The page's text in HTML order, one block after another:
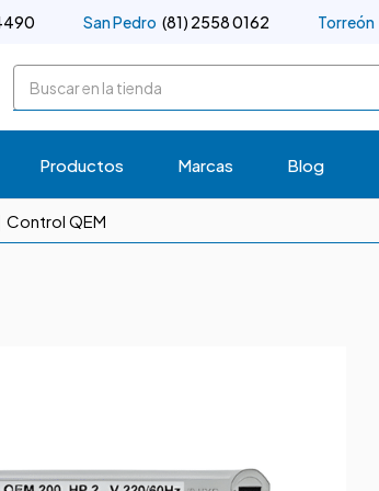
San Pedro (81) 2558 0162 Torreón
Buscar
Productos Marcas Blog
Control QEM